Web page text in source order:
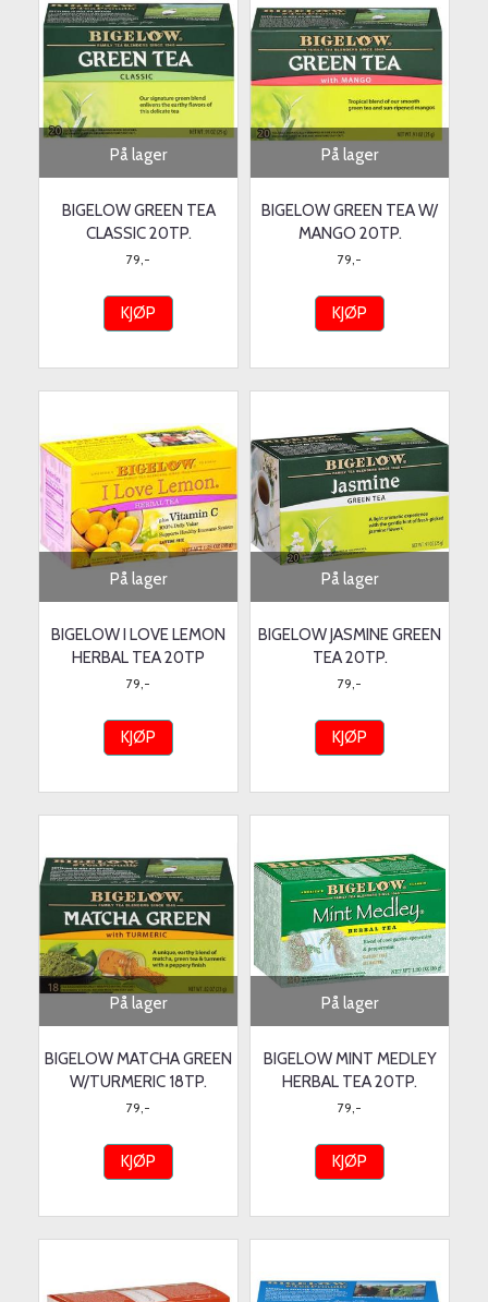
På lager
BIGELOW GREEN TEA
CLASSIC 20TP.
79,-
KJØP
På lager
BIGELOW GREEN TEA W/
MANGO 20TP.
79,-
KJØP
På lager
BIGELOW I LOVE LEMON
HERBAL TEA 20TP
79,-
KJØP
På lager
BIGELOW JASMINE GREEN
TEA 20TP.
79,-
KJØP
På lager
BIGELOW MATCHA GREEN
W/TURMERIC 18TP.
79,-
KJØP
På lager
BIGELOW MINT MEDLEY
HERBAL TEA 20TP.
79,-
KJØP